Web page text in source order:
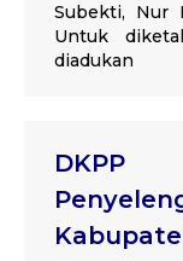
Subekti, Nur
Untuk
diadukan